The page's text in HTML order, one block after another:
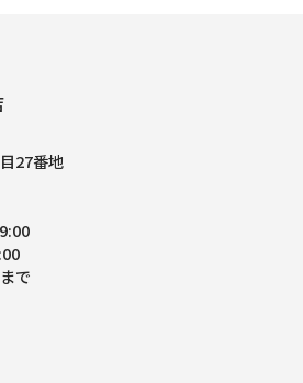
27番地
で